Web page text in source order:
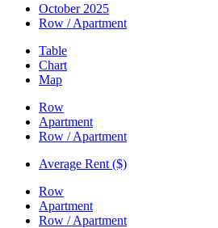
October 2025
Row / Apartment
Table
Chart
Map
Row
Apartment
Row / Apartment
Average Rent ($)
Row
Apartment
Row / Apartment